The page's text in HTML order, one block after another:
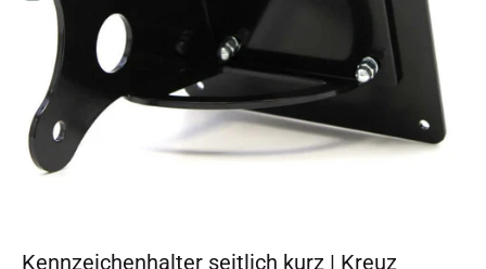
Kennzeichenhalter seitlich kurz | Kreuz